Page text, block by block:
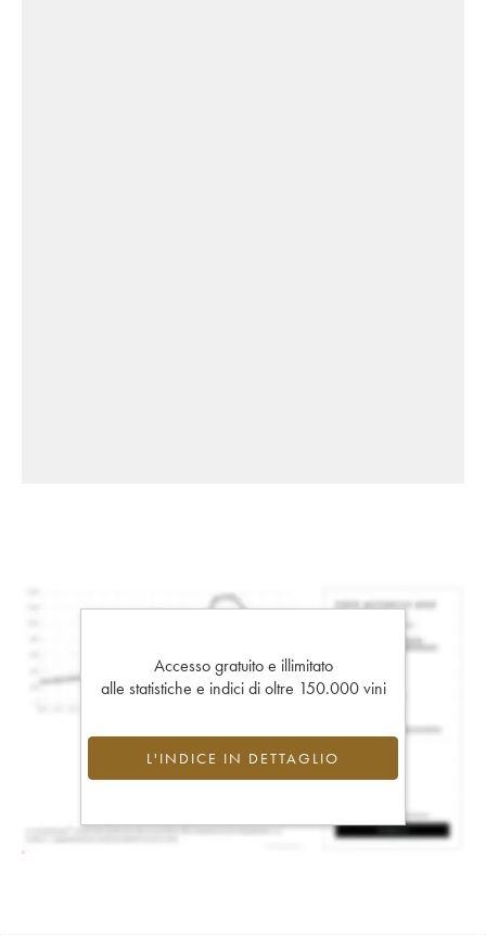
Accesso gratuito e illimitato
alle statistiche e indici di oltre 150.000 vini
L'INDICE IN DETTAGLIO